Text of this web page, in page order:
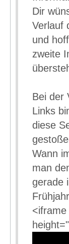
Dir
Verlauf
und
zweite
Bei der
Links
diese
Wann
man
gerade
<iframe